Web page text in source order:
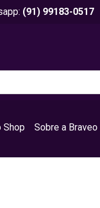
(91) 99183-0517
Shop Sobre a Braveo